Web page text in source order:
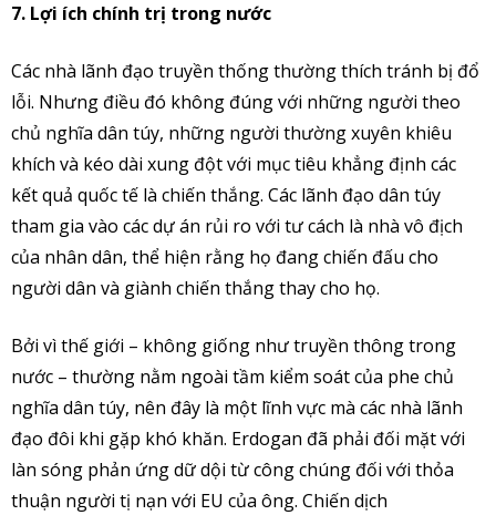
7. Lợi ích chính trị trong nước
Các nhà lãnh đạo truyền thống thường thích tránh bị đổ
lỗi. Nhưng điều đó không đúng với những người theo
chủ nghĩa dân túy, những người thường xuyên khiêu
khích và kéo dài xung đột với mục tiêu khẳng định các
kết quả quốc tế là chiến thắng. Các lãnh đạo dân túy
tham gia vào các dự án rủi ro với tư cách là nhà vô địch
của nhân dân, thể hiện rằng họ đang chiến đấu cho
người dân và giành chiến thắng thay cho họ.
Bởi vì thế giới – không giống như truyền thông trong
nước – thường nằm ngoài tầm kiểm soát của phe chủ
nghĩa dân túy, nên đây là một lĩnh vực mà các nhà lãnh
đạo đôi khi gặp khó khăn. Erdogan đã phải đối mặt với
làn sóng phản ứng dữ dội từ công chúng đối với thỏa
thuận người tị nạn với EU của ông. Chiến dịch